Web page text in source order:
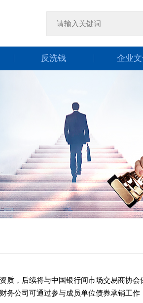
反洗钱 企业
，后续将与中国银行间市场交易商协会
务公司可通过参与成员单位债券承销工